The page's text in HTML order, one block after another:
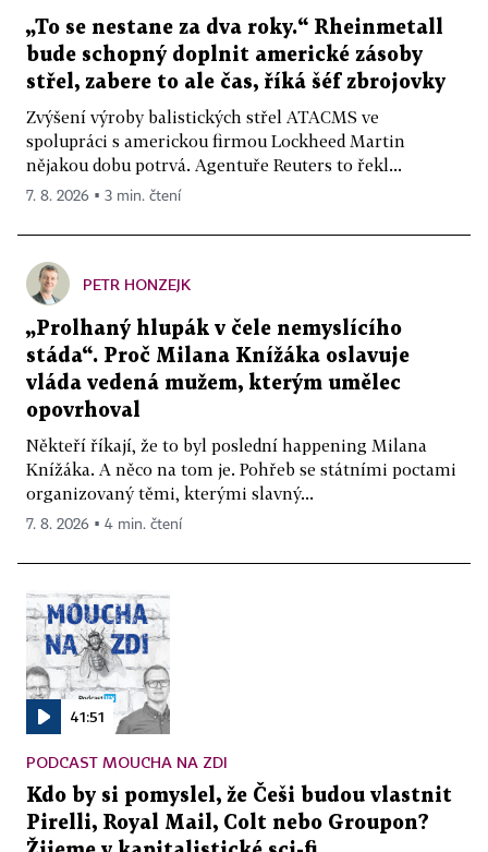
„To se nestane za dva roky.“ Rheinmetall
bude schopný doplnit americké zásoby
střel, zabere to ale čas, říká šéf zbrojovky
Zvýšení výroby balistických střel ATACMS ve
spolupráci s americkou firmou Lockheed Martin
nějakou dobu potrvá. Agentuře Reuters to řekl...
7. 8. 2026 ▪ 3 min. čtení
PETR HONZEJK
„Prolhaný hlupák v čele nemyslícího
stáda“. Proč Milana Knížáka oslavuje
vláda vedená mužem, kterým umělec
opovrhoval
Někteří říkají, že to byl poslední happening Milana
Knížáka. A něco na tom je. Pohřeb se státními poctami
organizovaný těmi, kterými slavný...
7. 8. 2026 ▪ 4 min. čtení
41:51
PODCAST MOUCHA NA ZDI
Kdo by si pomyslel, že Češi budou vlastnit
Pirelli, Royal Mail, Colt nebo Groupon?